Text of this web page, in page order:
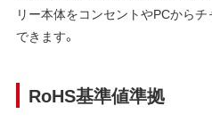
リー本体をコンセントやPCから
できます。
RoHS基準値準拠